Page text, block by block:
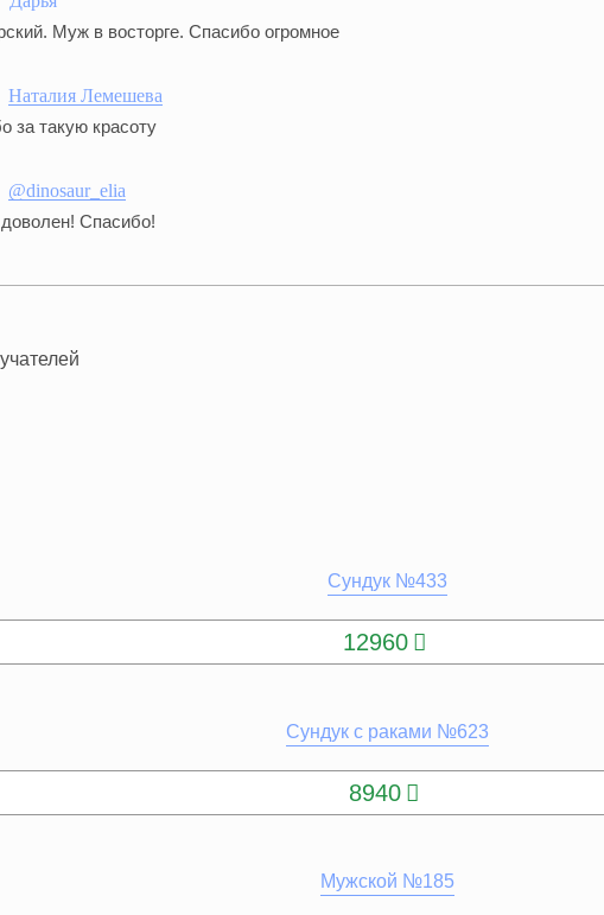
Муж в восторге. Спасибо огромное
Наталия Лемешева
за такую красоту
@dinosaur_elia
Спасибо!
Сундук №433
12960
Сундук с раками №623
8940
Мужской №185